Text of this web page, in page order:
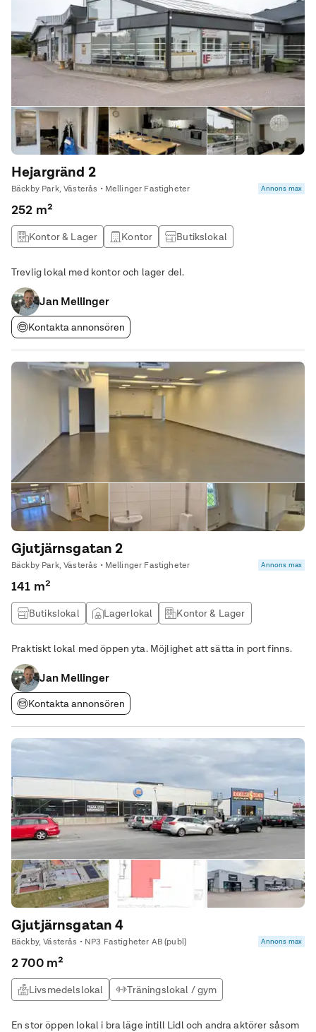
Hejargränd 2
Bäckby Park, Västerås • Mellinger Fastigheter Annons max
252 m²
Kontor & Lager Kontor
Butikslokal
Trevlig lokal med kontor och lager del.
Jan Mellinger
Kontakta annonsören
Gjutjärnsgatan 2
Bäckby Park, Västerås • Mellinger Fastigheter Annons max
141 m²
Butikslokal Lagerlokal
Kontor & Lager
Praktiskt lokal med öppen yta. Möjlighet att sätta in port finns.
Jan Mellinger
Kontakta annonsören
Gjutjärnsgatan 4
Bäckby, Västerås • NP3 Fastigheter AB (publ) Annons max
2 700 m²
Livsmedelslokal
Träningslokal / gym
En stor öppen lokal i bra läge intill Lidl och andra aktörer såsom